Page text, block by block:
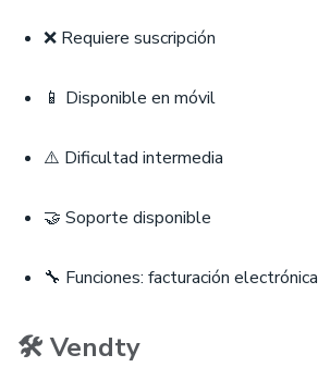
❌ Requiere suscripción
📱 Disponible en móvil
⚠️ Dificultad intermedia
🤝 Soporte disponible
🔧 Funciones: facturación electrónica
🛠 Vendty